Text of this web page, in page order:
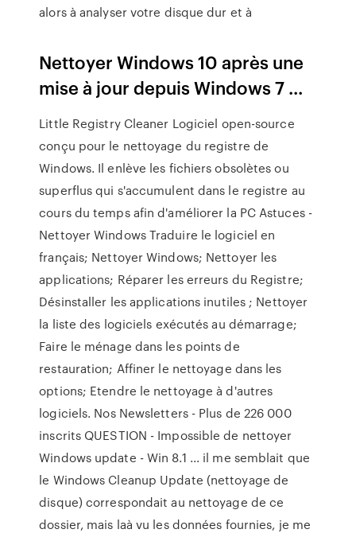
alors à analyser votre disque dur et à
Nettoyer Windows 10 après une
mise à jour depuis Windows 7 ...
Little Registry Cleaner Logiciel open-source
conçu pour le nettoyage du registre de
Windows. Il enlève les fichiers obsolètes ou
superflus qui s'accumulent dans le registre au
cours du temps afin d'améliorer la PC Astuces -
Nettoyer Windows Traduire le logiciel en
français; Nettoyer Windows; Nettoyer les
applications; Réparer les erreurs du Registre;
Désinstaller les applications inutiles ; Nettoyer
la liste des logiciels exécutés au démarrage;
Faire le ménage dans les points de
restauration; Affiner le nettoyage dans les
options; Etendre le nettoyage à d'autres
logiciels. Nos Newsletters - Plus de 226 000
inscrits QUESTION - Impossible de nettoyer
Windows update - Win 8.1 ... il me semblait que
le Windows Cleanup Update (nettoyage de
disque) correspondait au nettoyage de ce
dossier, mais laà vu les données fournies, je me